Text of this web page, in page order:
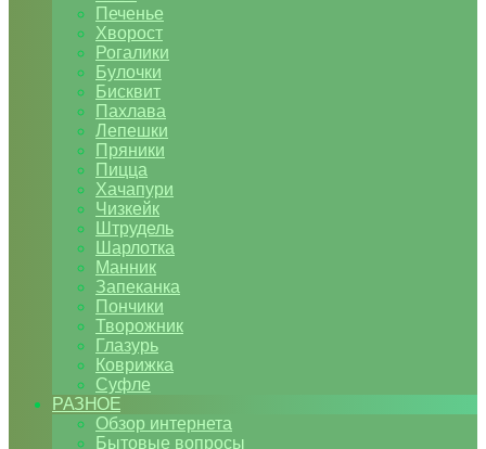
Печенье
Хворост
Рогалики
Булочки
Бисквит
Пахлава
Лепешки
Пряники
Пицца
Хачапури
Чизкейк
Штрудель
Шарлотка
Манник
Запеканка
Пончики
Творожник
Глазурь
Коврижка
Суфле
РАЗНОЕ
Обзор интернета
Бытовые вопросы